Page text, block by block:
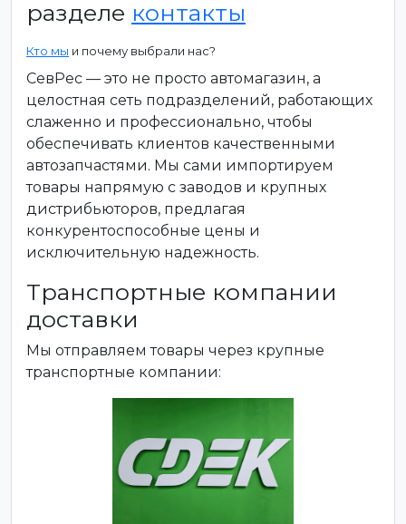
разделе контакты
Кто мы и почему выбрали нас?
СевРес — это не просто автомагазин, а
целостная сеть подразделений, работающих
слаженно и профессионально, чтобы
обеспечивать клиентов качественными
автозапчастями. Мы сами импортируем
товары напрямую с заводов и крупных
дистрибьюторов, предлагая
конкурентоспособные цены и
исключительную надежность.
Транспортные компании
доставки
Мы отправляем товары через крупные
транспортные компании: